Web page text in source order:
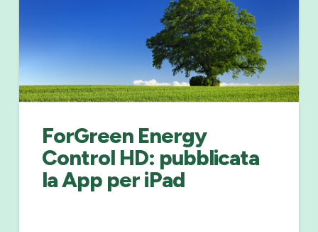
ForGreen Energy
Control HD: pubblicata
la App per iPad